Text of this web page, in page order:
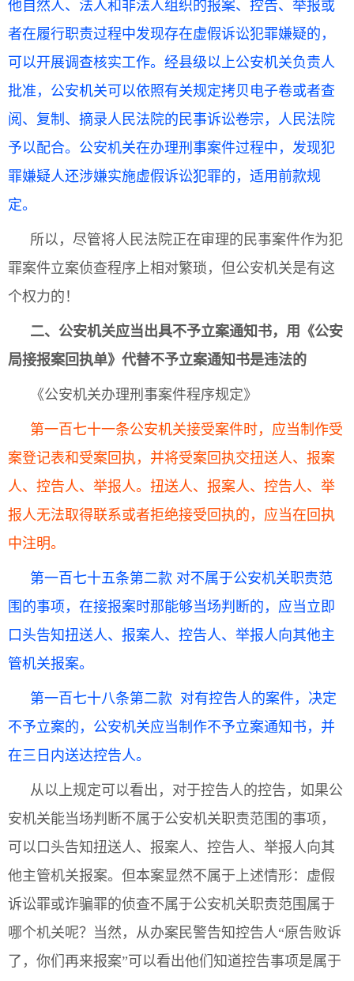
他自然人、法人和非法人组织的报案、控告、举报或
者在履行职责过程中发现存在虚假诉讼犯罪嫌疑的，
可以开展调查核实工作。经县级以上公安机关负责人
批准，公安机关可以依照有关规定拷贝电子卷或者查
阅、复制、摘录人民法院的民事诉讼卷宗，人民法院
予以配合。公安机关在办理刑事案件过程中，发现犯
罪嫌疑人还涉嫌实施虚假诉讼犯罪的，适用前款规
定。
所以，尽管将人民法院正在审理的民事案件作为犯
罪案件立案侦查程序上相对繁琐，但公安机关是有这
个权力的！
二、公安机关应当出具不予立案通知书，用《公安
局接报案回执单》代替不予立案通知 书是违法的
《公安机关办理刑事案件程序规定》
第一百七十一条公安机关接受案件时，应当制作受
案登记表和受案回执，并将受案回执交扭送人、报案
人、控告人、举报人。扭送人、报案人、控告人、举
报人无法取得联系或者拒绝接受回执的，应当在回执
中注明。
第一百七十五条第二款 对不属于公安机关职责范
围的事项，在接报案时那能够当场判断的，应当立即
口头告知扭送人、报案人、控告人、举报人向其他主
管机关报案。
第一百七十八条第二款 对有控告人的案件，决定
不予立案的，公安机关应当制作不予立案通知书，并
在三日内送达控告人。
从以上规定可以看出，对于控告人的控告，如果公
安机关能当场判断不属于公安机关职责范围的事项，
可以口头告知扭送人、报案人、控告人、举报人向其
他主管机关报案。但本案显然不属于上述情形：虚假
诉讼罪或诈骗罪的侦查不属于公安机关职责范围属于
哪个机关呢？当然，从办案民警告知控告人“原告败诉
了，你们再来报案”可以看出他们知道控告事项是属于